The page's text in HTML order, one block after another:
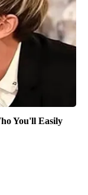
You'll Easily